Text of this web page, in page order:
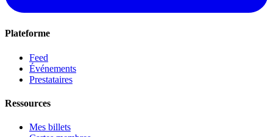
Plateforme
Feed
Événements
Prestataires
Ressources
Mes billets